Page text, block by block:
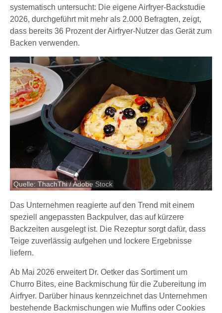
systematisch untersucht: Die eigene Airfryer-Backstudie
2026, durchgeführt mit mehr als 2.000 Befragten, zeigt,
dass bereits 36 Prozent der Airfryer-Nutzer das Gerät zum
Backen verwenden.
Quelle: ThachThi / Adobe Stock
Das Unternehmen reagierte auf den Trend mit einem
speziell angepassten Backpulver, das auf kürzere
Backzeiten ausgelegt ist. Die Rezeptur sorgt dafür, dass
Teige zuverlässig aufgehen und lockere Ergebnisse
liefern.
Ab Mai 2026 erweitert Dr. Oetker das Sortiment um
Churro Bites, eine Backmischung für die Zubereitung im
Airfryer. Darüber hinaus kennzeichnet das Unternehmen
bestehende Backmischungen wie Muffins oder Cookies